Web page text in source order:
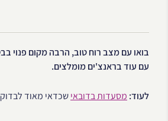
בואו עם מצב רוח טוב, הרבה מקום פנוי
עם עוד בראנצ'ים מומלצים.
לעוד: מסעדות בדובאישכדאי מאוד